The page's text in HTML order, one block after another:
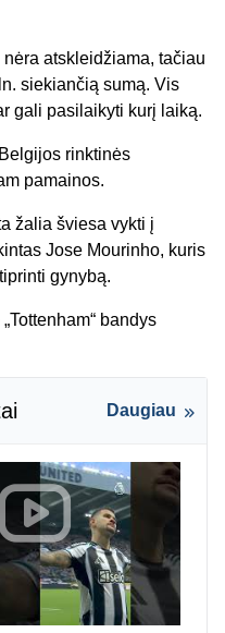
atskleidžiama, tačiau
siekiančią sumą. Vis
gali pasilaikyti kurį laiką.
rinktinės
pamainos.
žalia šviesa vykti į
Jose Mourinho, kuris
gynybą.
bandys
Daugiau